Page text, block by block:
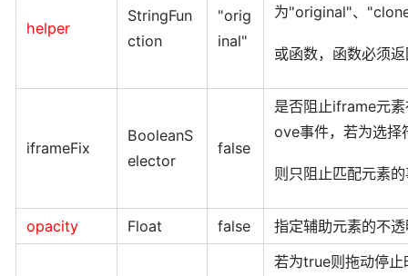
helper
StringFun
ction
"orig
inal"
为"original"、
或函数，函数必须
iframeFix
BooleanS
elector
false
是否阻止iframe元
ove事件，若为选择
则只阻止匹配元素
opacity Float false 指定辅助元素的不
若为true则拖动停